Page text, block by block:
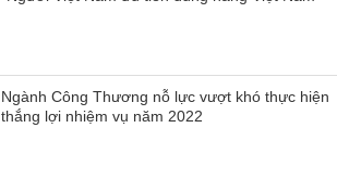
Ngành Công Thương nỗ lực vượt khó thực hiện
thắng lợi nhiệm vụ năm 2022